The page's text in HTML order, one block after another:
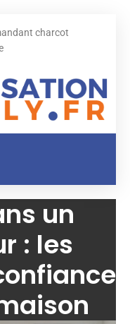
charcot
un
: les